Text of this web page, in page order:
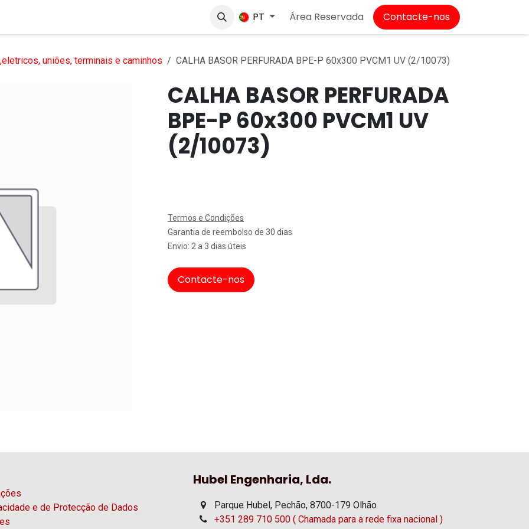
Empregos
PT Área Reservada Contacte-nos
uniões, terminais e caminhos CALHA BASOR PERFURADA BPE-P 60x300 PVCM1 UV (2/10073)
CALHA BASOR PERFURADA
BPE-P 60x300 PVCM1 UV
(2/10073)
Termos e Condições
Garantia de reembolso de 30 dias
Envio: 2 a 3 dias úteis
Contacte-nos
Hubel Engenharia, Lda.
Parque Hubel, Pechão, 8700-179 Olhão
+351 289 710 500 ( Chamada para a rede fixa nacional )
e de Protecção de Dados